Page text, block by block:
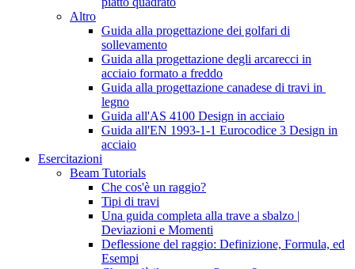
Altro
Guida alla progettazione dei golfari di
sollevamento
Guida alla progettazione degli arcarecci in
acciaio formato a freddo
Guida alla progettazione canadese di travi in ​​
legno
Guida all'AS 4100 Design in acciaio
Guida all'EN 1993-1-1 Eurocodice 3 Design in
acciaio
Esercitazioni
Beam Tutorials
Che cos'è un raggio?
Tipi di travi
Una guida completa alla trave a sbalzo |
Deviazioni e Momenti
Deflessione del raggio: Definizione, Formula, ed
Esempi